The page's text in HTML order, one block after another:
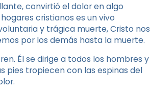
convirtió el dolor en algo
cristianos es un vivo
y trágica muerte, Cristo nos
por los demás hasta la muerte.
Él se dirige a todos los hombres y
pies tropiecen con las espinas del